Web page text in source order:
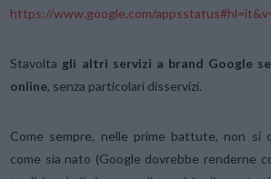
https://www.google.com/
Stavolta gli altri servizi a brand Google
online, senza particolari disservizi.
Come sempre, nelle prime battute, non si
come sia nato (Google dovrebbe renderne